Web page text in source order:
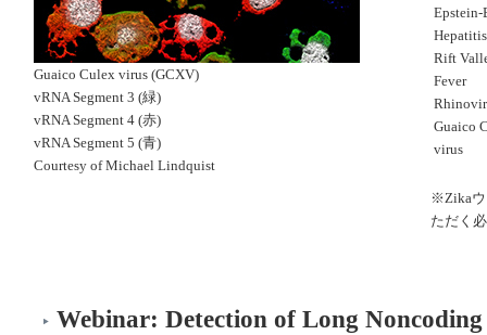
Guaico Culex virus (GCXV)
vRNA Segment 3 (緑)
vRNA Segment 4 (赤)
vRNA Segment 5 (青)
Courtesy of Michael Lindquist
Epstein-
Rift
Fever
Guaico
virus
※Zikaウ
ただく
Webinar: Detection of Long